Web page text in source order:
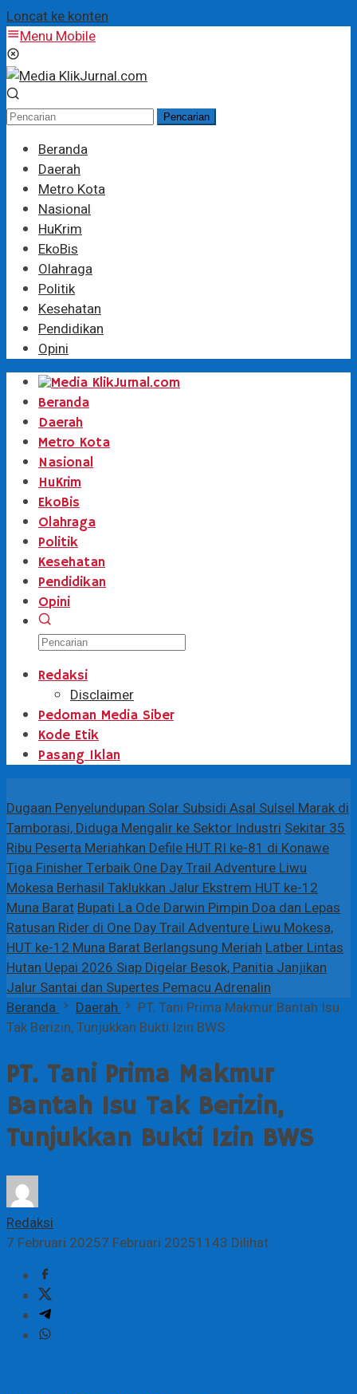
Loncat ke konten
Menu Mobile
Pencarian
Beranda
Daerah
Metro Kota
Nasional
HuKrim
EkoBis
Olahraga
Politik
Kesehatan
Pendidikan
Opini
Beranda
Daerah
Metro Kota
Nasional
HuKrim
EkoBis
Olahraga
Politik
Kesehatan
Pendidikan
Opini
Redaksi
Disclaimer
Pedoman Media Siber
Kode Etik
Pasang Iklan
Dugaan Penyelundupan Solar Subsidi Asal Sulsel Marak di
Tamborasi, Diduga Mengalir ke Sektor IndustriSekitar 35
Ribu Peserta Meriahkan Defile HUT RI ke-81 di Konawe
Tiga Finisher Terbaik One Day Trail Adventure Liwu
Mokesa Berhasil Taklukkan Jalur Ekstrem HUT ke-12
Muna BaratBupati La Ode Darwin Pimpin Doa dan Lepas
Ratusan Rider di One Day Trail Adventure Liwu Mokesa,
HUT ke-12 Muna Barat Berlangsung MeriahLatber Lintas
Hutan Uepai 2026 Siap Digelar Besok, Panitia Janjikan
Jalur Santai dan Supertes Pemacu Adrenalin
Beranda
Daerah
PT. Tani Prima Makmur Bantah Isu
Tak Berizin, Tunjukkan Bukti Izin BWS
PT. Tani Prima Makmur
Bantah Isu Tak Berizin,
Tunjukkan Bukti Izin BWS
Redaksi
7 Februari 20257 Februari 20251143 Dilihat